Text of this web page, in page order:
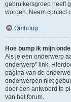
gebruikersgroep heeft
worden. Neem contact
Omhoog
Hoe bump ik mijn
Als je een onderwerp
onderwerp" link.
pagina van de
onderwerpen niet
door een antwoord te
van het forum.